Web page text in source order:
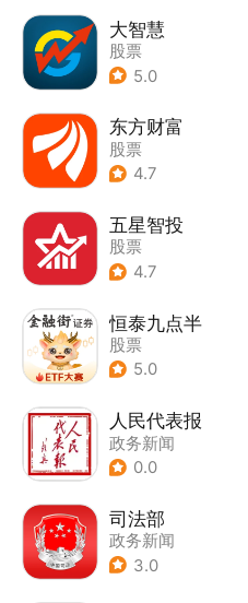
大智慧
股票
5.0
东方财富
股票
4.7
五星智投
股票
4.7
恒泰九点半
股票
5.0
人民代表报
政务新闻
0.0
司法部
政务新闻
3.0